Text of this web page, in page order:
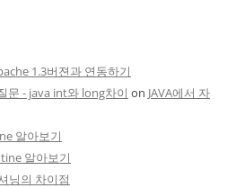
1.3버젼과 연동하기
문 - java int와 long차이 on JAVA에서 자
알아보기
알아보기
닝의 차이점